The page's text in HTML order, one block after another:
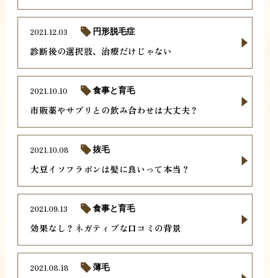
診断後の選択肢、治療だけじゃない
2021.12.03 円形脱毛症
市販薬やサプリとの飲み合わせは大丈夫？
2021.10.10 食事と育毛
大豆イソフラボンは髪に良いって本当？
2021.10.08 抜毛
効果なし？ネガティブな口コミの背景
2021.09.13 食事と育毛
2021.08.18 薄毛